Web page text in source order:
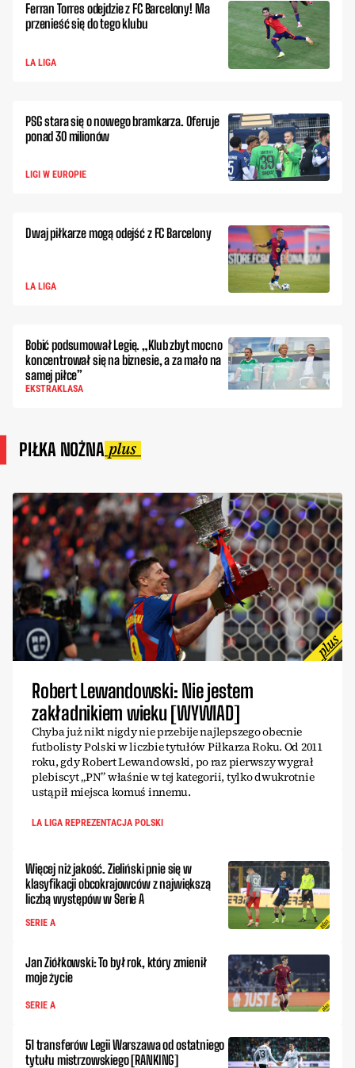
Ferran Torres odejdzie z FC Barcelony! Ma
przenieść się do tego klubu
LA LIGA
PSG stara się o nowego bramkarza. Oferuje
ponad 30 milionów
LIGI W EUROPIE
Dwaj piłkarze mogą odejść z FC Barcelony
LA LIGA
Bobić podsumował Legię. „Klub zbyt mocno
koncentrował się na biznesie, a za mało na
samej piłce”
EKSTRAKLASA
PIŁKA NOŻNA
Robert Lewandowski: Nie jestem
zakładnikiem wieku [WYWIAD]
Chyba już nikt nigdy nie przebije najlepszego obecnie
futbolisty Polski w liczbie tytułów Piłkarza Roku. Od 2011
roku, gdy Robert Lewandowski, po raz pierwszy wygrał
plebiscyt „PN” właśnie w tej kategorii, tylko dwukrotnie
ustąpił miejsca komuś innemu.
LA LIGA REPREZENTACJA POLSKI
Więcej niż jakość. Zieliński pnie się w
klasyfikacji obcokrajowców z największą
liczbą występów w Serie A
SERIE A
Jan Ziółkowski: To był rok, który zmienił
moje życie
SERIE A
51 transferów Legii Warszawa od ostatniego
tytułu mistrzowskiego [RANKING]